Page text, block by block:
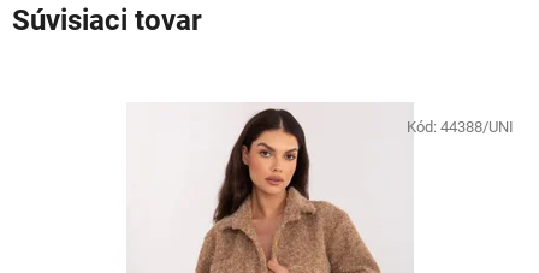
Súvisiaci tovar
Kód: 44388/UNI